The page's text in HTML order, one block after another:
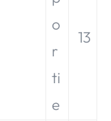
o
r
ti
e
13